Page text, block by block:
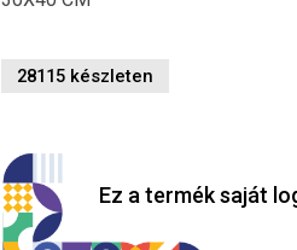
28115 készleten
Ez a termék saját